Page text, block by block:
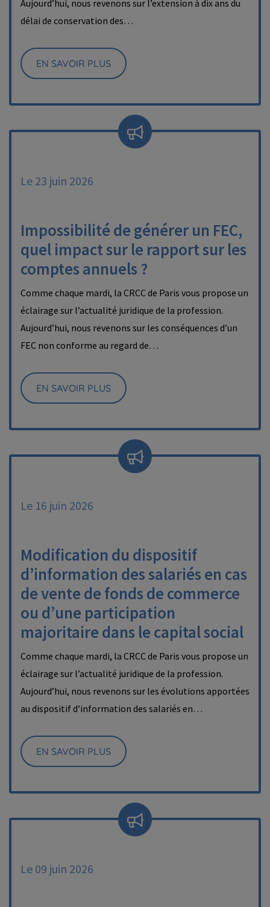
Aujourd’hui, nous revenons sur l’extension à dix ans du
délai de conservation des…
EN SAVOIR PLUS
Le 23 juin 2026
Impossibilité de générer un FEC,
quel impact sur le rapport sur les
comptes annuels ?
Comme chaque mardi, la CRCC de Paris vous propose un
éclairage sur l’actualité juridique de la profession.
Aujourd’hui, nous revenons sur les conséquences d’un
FEC non conforme au regard de…
EN SAVOIR PLUS
Le 16 juin 2026
Modification du dispositif
d’information des salariés en cas
de vente de fonds de commerce
ou d’une participation
majoritaire dans le capital social
Comme chaque mardi, la CRCC de Paris vous propose un
éclairage sur l’actualité juridique de la profession.
Aujourd’hui, nous revenons sur les évolutions apportées
au dispositif d’information des salariés en…
EN SAVOIR PLUS
Le 09 juin 2026